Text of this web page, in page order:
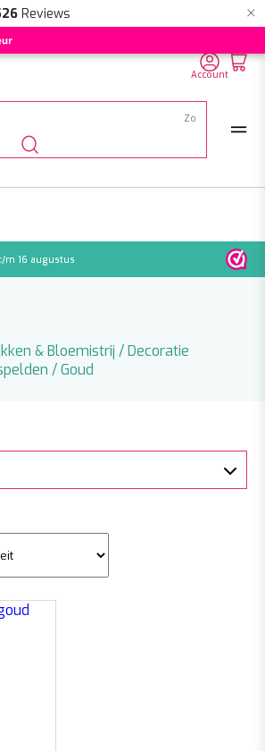
Reviews ×
Account
m 16 augustus Let
& Bloemistrij /Decoratie
/ Goud